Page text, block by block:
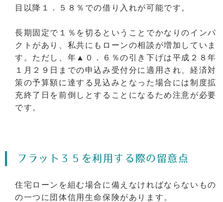
目以降１．５８％での借り入れが可能です。
長期固定で１％を切るということでかなりのインパ
クトがあり、私共にもローンの相談が増加していま
す。ただし、年▲０．６％の引き下げは平成２８年
１月２９日までの申込み受付分に適用され、経済対
策の予算額に達する見込みとなった場合には制度拡
充終了日を前倒しとすることになるため注意が必要
です。
フラット３５を利用する際の留意点
住宅ローンを組む場合に備えなければならないもの
の一つに団体信用生命保険があります。